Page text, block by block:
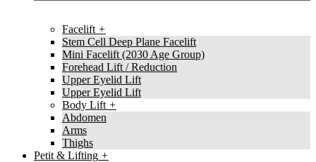
Facelift
Stem Cell Deep Plane Facelift
Mini Facelift (2030 Age Group)
Forehead Lift / Reduction
Upper Eyelid Lift
Upper Eyelid Lift
Body Lift
Abdomen
Arms
Thighs
Petit & Lifting